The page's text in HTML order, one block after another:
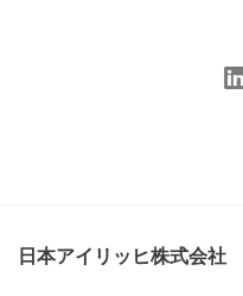
日本アイリッヒ株式会社